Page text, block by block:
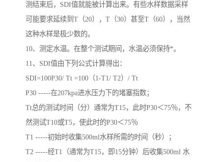
测结束后，SDI值就能被计算出来。有些水样数据采样
可能要求延续到T（20），T（30）甚至T（60），当然
这种水样是极少数的。
10、测定水温。在整个测试期间，水温必须保持*。
11、SDI值由下列公式计算得出：
SDI=100P30/ Tt =100（1-T1/ T2）/ Tt
P30 -----在207kpa进水压力下的堵塞指数；
Tt总的测试时间（分）通常为T15，此时P30＜75％，不
然测试T10或T5，使此时的P30＜75％
T1 -----初始时收集500ml水样所需的时间（秒）；
T2 -----经T1（通常为T15，即15分钟）后收集500ml 水